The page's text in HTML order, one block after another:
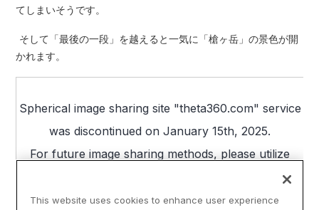
てしまいそうです。
そして「最後の一段」を越えると一気に「槍ヶ岳」の景色が開
かれます。